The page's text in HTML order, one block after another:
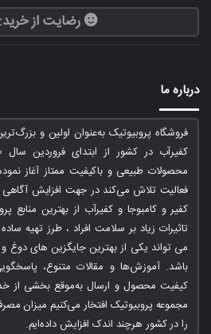
رضایت از خرید: 98%
درباره ما
فروشگاه پروبیوتیک به‌عنوان اولین و
محصولات طبیعی و باکیفیت ممتاز آغاز
فعالیت تلاش می‌کند در جهت افزایش آگاهی
کفیر و کامبوجا و کفیرآب از بهترین منابع
تاثیرات زیاد بر سلامت افراد ، طرز تهیه
می تواند یکی از بهترین جایگزین های دوغ و
باشد. آموزش‌ها و مقالات متنوع،
کیفیت محصول و ارسال به‌موقع بخشی از
مجموعه پروبیوتیک افتخار می‌کنیم میزان
را در کشور هرچند اندک افزایش داده‌ایم.